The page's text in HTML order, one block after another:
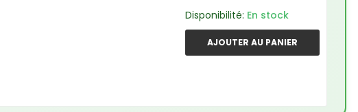
Disponibilité: En stock
AJOUTER AU PANIER